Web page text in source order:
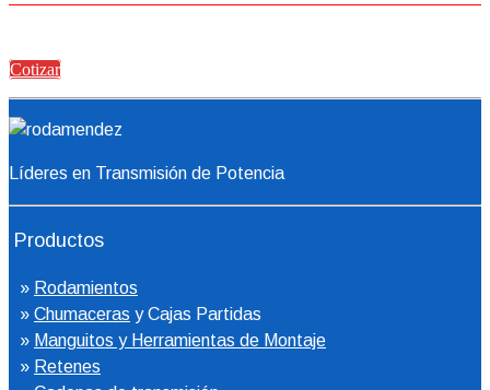
Cotizar
Líderes en Transmisión de Potencia
Productos
» Rodamientos
» Chumaceras y Cajas Partidas
» Manguitos y Herramientas de Montaje
» Retenes